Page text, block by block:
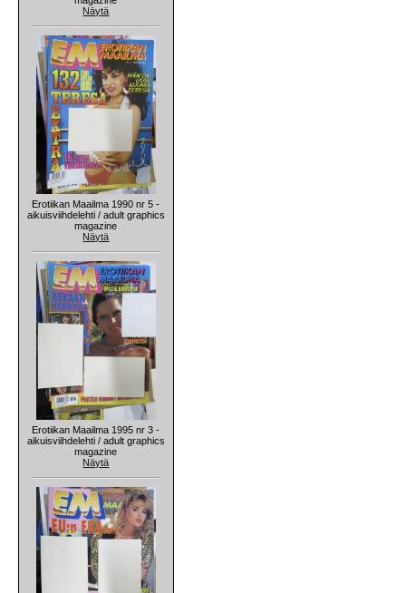
Näytä
Erotiikan Maailma 1990 nr 5 -
aikuisviihdelehti / adult graphics
magazine
Näytä
Erotiikan Maailma 1995 nr 3 -
aikuisviihdelehti / adult graphics
magazine
Näytä